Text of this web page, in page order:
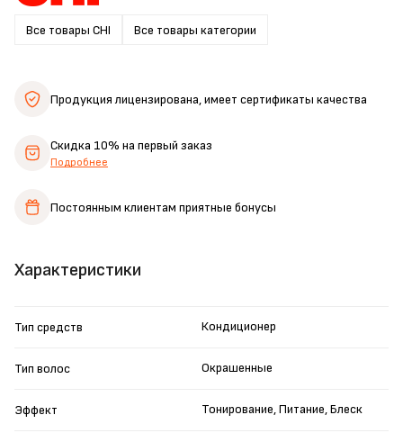
Все товары CHI Все товары категории
Характеристики
Тип средств Кондиционер
Тип волос Окрашенные
Эффект Тонирование, Питание, Блеск
Продукция лицензирована,имеет сертификаты качества
Скидка 10% на первый заказ
Подробнее
Постоянным клиентам приятные бонусы